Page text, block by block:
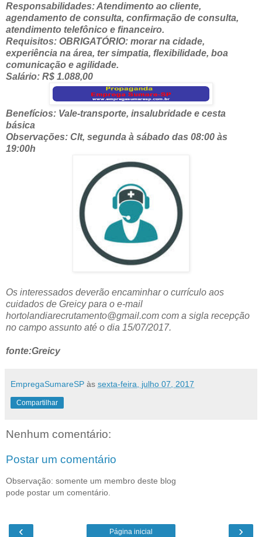
Responsabilidades: Atendimento ao cliente,
agendamento de consulta, confirmação de consulta,
atendimento telefônico e financeiro.
Requisitos: OBRIGATÓRIO: morar na cidade,
experiência na área, ter simpatia, flexibilidade, boa
comunicação e agilidade.
Salário: R$ 1.088,00
Benefícios: Vale-transporte, insalubridade e cesta
básica
Observações: Clt, segunda à sábado das 08:00 às
19:00h
Os interessados deverão encaminhar o currículo aos
cuidados de Greicy para o e-mail
hortolandiarecrutamento@gmail.com com a sigla recepção
no campo assunto até o dia 15/07/2017.
fonte:Greicy
EmpregaSumareSP às sexta-feira, julho 07, 2017
Compartilhar
Nenhum comentário:
Postar um comentário
Observação: somente um membro deste blog
pode postar um comentário.
‹ ›
Página inicial